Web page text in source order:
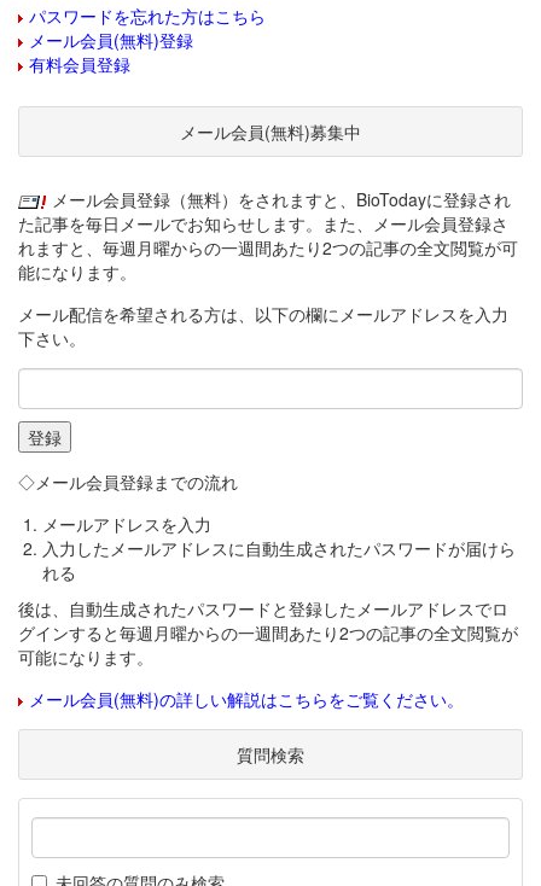
パスワードを忘れた方はこちら
メール会員(無料)登録
有料会員登録
メール会員(無料)募集中
メール会員登録（無料）をされますと、BioTodayに登録され
た記事を毎日メールでお知らせします。また、メール会員登録さ
れますと、毎週月曜からの一週間あたり2つの記事の全文閲覧が可
能になります。
メール配信を希望される方は、以下の欄にメールアドレスを入力
下さい。
◇メール会員登録までの流れ
メールアドレスを入力
入力したメールアドレスに自動生成されたパスワードが届けら
れる
後は、自動生成されたパスワードと登録したメールアドレスでロ
グインすると毎週月曜からの一週間あたり2つの記事の全文閲覧が
可能になります。
メール会員(無料)の詳しい解説はこちらをご覧ください。
質問検索